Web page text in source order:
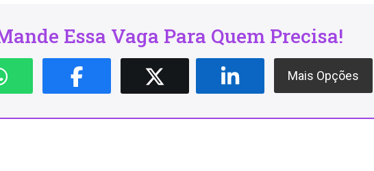
Essa Vaga Para Quem Precisa!
Mais Opções